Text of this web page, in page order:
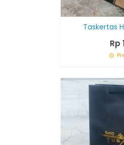
Taskertas
Rp